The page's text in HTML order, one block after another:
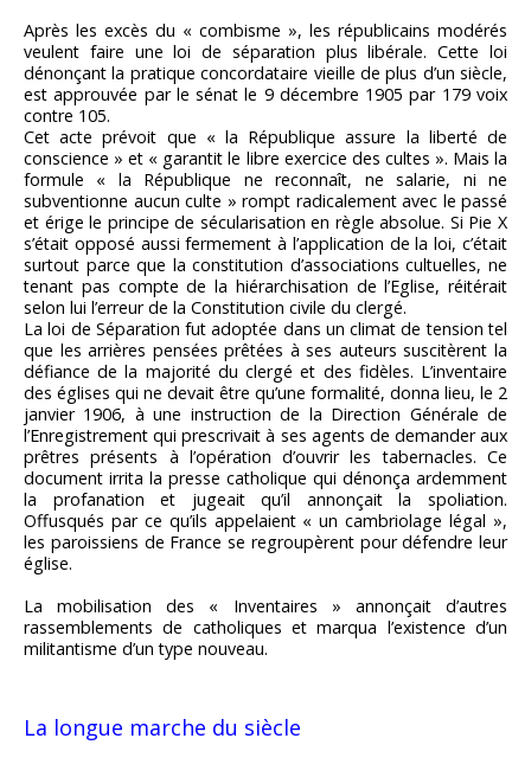
Après les excès du « combisme », les républicains modérés
veulent faire une loi de séparation plus libérale. Cette loi
dénonçant la pratique concordataire vieille de plus d’un siècle,
est approuvée par le sénat le 9 décembre 1905 par 179 voix
contre 105.
Cet acte prévoit que « la République assure la liberté de
conscience » et « garantit le libre exercice des cultes ». Mais la
formule « la République ne reconnaît, ne salarie, ni ne
subventionne aucun culte » rompt radicalement avec le passé
et érige le principe de sécularisation en règle absolue. Si Pie X
s’était opposé aussi fermement à l’application de la loi, c’était
surtout parce que la constitution d’associations cultuelles, ne
tenant pas compte de la hiérarchisation de l’Eglise, réitérait
selon lui l’erreur de la Constitution civile du clergé.
La loi de Séparation fut adoptée dans un climat de tension tel
que les arrières pensées prêtées à ses auteurs suscitèrent la
défiance de la majorité du clergé et des fidèles. L’inventaire
des églises qui ne devait être qu’une formalité, donna lieu, le 2
janvier 1906, à une instruction de la Direction Générale de
l’Enregistrement qui prescrivait à ses agents de demander aux
prêtres présents à l’opération d’ouvrir les tabernacles. Ce
document irrita la presse catholique qui dénonça ardemment
la profanation et jugeait qu’il annonçait la spoliation.
Offusqués par ce qu’ils appelaient « un cambriolage légal »,
les paroissiens de France se regroupèrent pour défendre leur
église.
La mobilisation des « Inventaires » annonçait d’autres
rassemblements de catholiques et marqua l’existence d’un
militantisme d’un type nouveau.
La longue marche du siècle